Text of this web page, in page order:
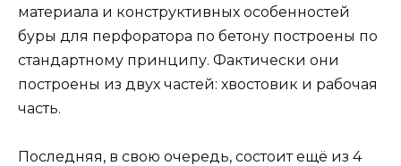
материала и конструктивных особенностей
буры для перфоратора по бетону построены по
стандартному принципу. Фактически они
построены из двух частей: хвостовик и рабочая
часть.
Последняя, в свою очередь, состоит ещё из 4